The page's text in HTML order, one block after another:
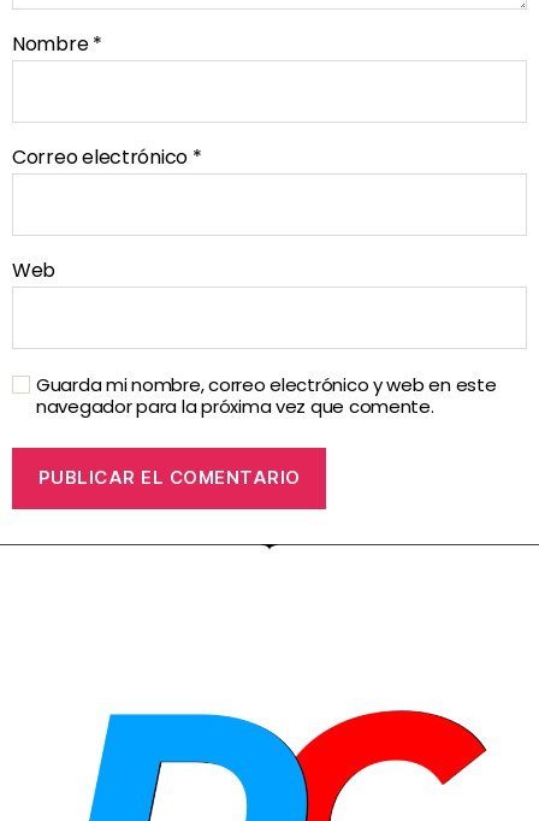
Nombre*
Correo electrónico *
Web
Guarda mi nombre, correo electrónico y web en este
navegador para la próxima vez que comente.